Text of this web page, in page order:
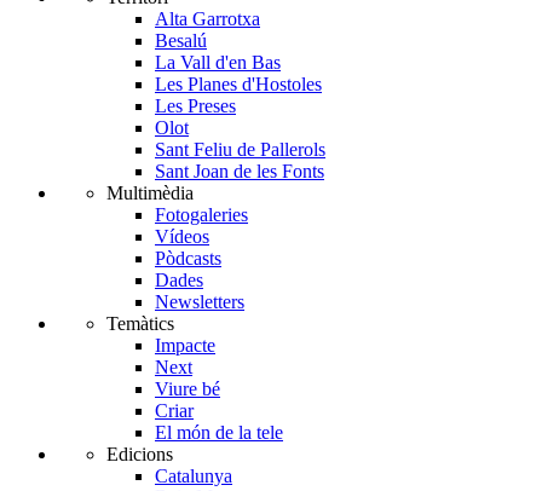
Alta Garrotxa
Besalú
La Vall d'en Bas
Les Planes d'Hostoles
Les Preses
Olot
Sant Feliu de Pallerols
Sant Joan de les Fonts
Multimèdia
Fotogaleries
Vídeos
Pòdcasts
Dades
Newsletters
Temàtics
Impacte
Next
Viure bé
Criar
El món de la tele
Edicions
Catalunya